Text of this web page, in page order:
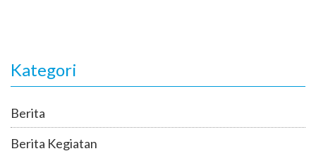
Kategori
Berita
Berita Kegiatan